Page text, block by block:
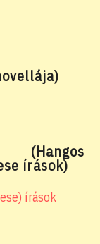
(Hangos
írások)